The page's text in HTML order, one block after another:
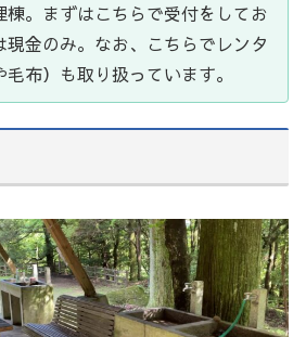
。まずはこちらで受付をしてお
金のみ。なお、こちらでレンタ
布）も取り扱っています。